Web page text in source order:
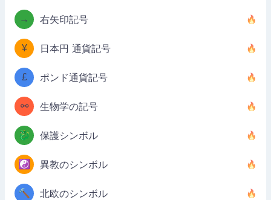
→ 右矢印記号
¥ 日本円 通貨記号
£ ポンド通貨記号
⚯ 生物学の記号
🐉 保護シンボル
☯️ 異教のシンボル
🔨 北欧のシンボル